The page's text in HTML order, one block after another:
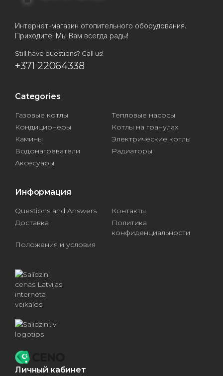
Интернет-магазин отопительного оборудования.
Приходите! Мы Вам всегда рады!
Still have questions? Call us!
+371 22064338
Categories
Газовые котлы
Тепловые насосы
Кондиционеры
Котлы на гранулах
Камины
Электрические котлы
Водонагреватели
Радиаторы
Аксесуары
Информация
Questions and Answers
Контакты
Доставка
Политика
конфиденциальности
Положения и условия
Личный кабинет